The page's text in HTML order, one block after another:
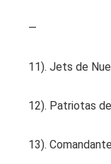
—
11). Jets de
12). Patriotas
13).